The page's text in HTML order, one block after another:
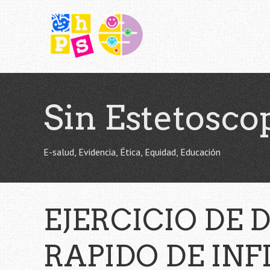
principal
Sin
E-salud, Evidencia, Ética, Equidad, Educación
EJERCICIO DE
RAPIDO DE